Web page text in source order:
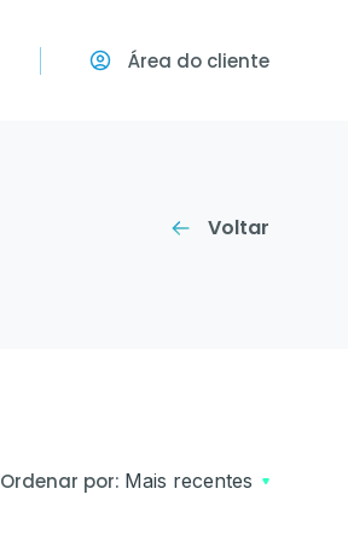
Área do cliente
Voltar
Ordenar por: Mais recentes